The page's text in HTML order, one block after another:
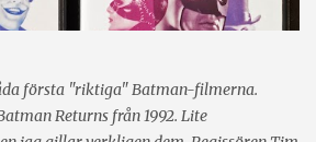
första "riktiga" Batman-filmerna.
Returns från 1992. Lite